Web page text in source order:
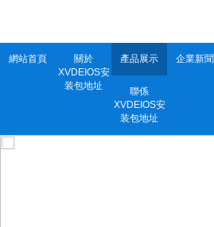
網站首頁
關於
XVDEIOS安
装包地址
產品展示 企業新聞
聯係
XVDEIOS安
装包地址